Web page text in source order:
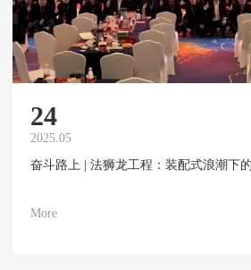
24
2025.05
奋斗路上 | 法狮龙工程：装配式浪潮下
More